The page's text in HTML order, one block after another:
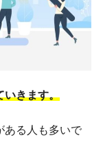
いきます。
ある人も多いで